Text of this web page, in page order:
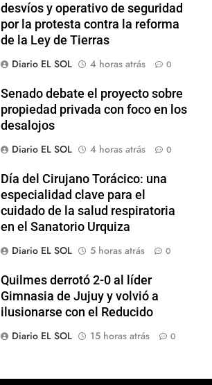
desvíos y operativo de seguridad
por la protesta contra la reforma
de la Ley de Tierras
Diario EL SOL
4 horas atrás 0
Senado debate el proyecto sobre
propiedad privada con foco en los
desalojos
Diario EL SOL
4 horas atrás 0
Día del Cirujano Torácico: una
especialidad clave para el
cuidado de la salud respiratoria
en el Sanatorio Urquiza
Diario EL SOL
5 horas atrás 0
Quilmes derrotó 2-0 al líder
Gimnasia de Jujuy y volvió a
ilusionarse con el Reducido
Diario EL SOL
15 horas atrás 0